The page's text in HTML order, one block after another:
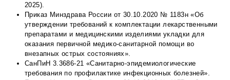
2025).
Приказ Минздрава России от 30.10.2020 № 1183н «Об
утверждении требований к комплектации лекарственными
препаратами и медицинскими изделиями укладки для
оказания первичной медико-санитарной помощи во
внезапных острых состояниях».
СанПиН 3.3686-21 «Санитарно-эпидемиологические
требования по профилактике инфекционных болезней».